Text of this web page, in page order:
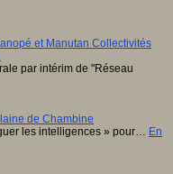
et Manutan Collectivités
par intérim de "Réseau
de Chambine
les intelligences » pour… En